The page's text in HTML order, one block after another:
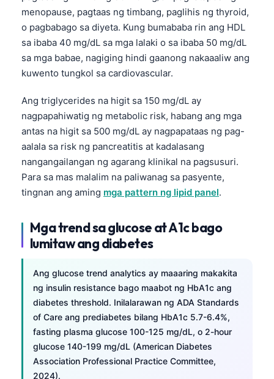
menopause, pagtaas ng timbang, paglihis ng thyroid,
o pagbabago sa diyeta. Kung bumababa rin ang HDL
sa ibaba 40 mg/dL sa mga lalaki o sa ibaba 50 mg/dL
sa mga babae, nagiging hindi gaanong nakaaaliw ang
kuwento tungkol sa cardiovascular.
Ang triglycerides na higit sa 150 mg/dL ay
nagpapahiwatig ng metabolic risk, habang ang mga
antas na higit sa 500 mg/dL ay nagpapataas ng pag-
aalala sa risk ng pancreatitis at kadalasang
nangangailangan ng agarang klinikal na pagsusuri.
Para sa mas malalim na paliwanag sa pasyente,
tingnan ang aming mga pattern ng lipid panel.
Mga trend sa glucose at A1c bago
lumitaw ang diabetes
Ang glucose trend analytics ay maaaring makakita
ng insulin resistance bago maabot ng HbA1c ang
diabetes threshold. Inilalarawan ng ADA Standards
of Care ang prediabetes bilang HbA1c 5.7-6.4%,
fasting plasma glucose 100-125 mg/dL, o 2-hour
glucose 140-199 mg/dL (American Diabetes
Association Professional Practice Committee,
2024).